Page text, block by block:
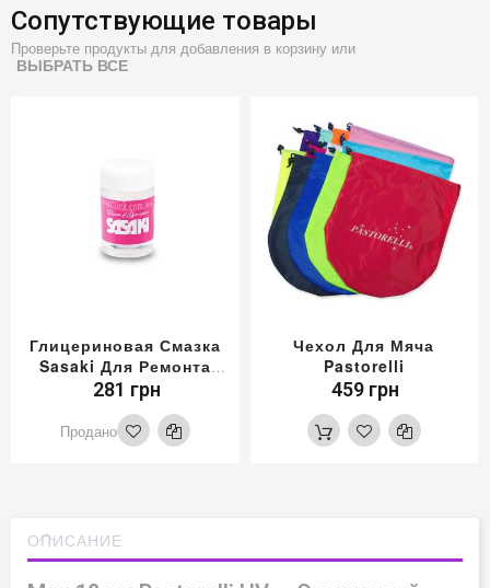
Сопутствующие товары
Проверьте продукты для добавления в корзину или
ВЫБРАТЬ ВСЕ
Глицериновая Смазка
Sasaki Для Ремонта
Мяча
281 грн
Продано
Чехол Для Мяча
Pastorelli
459 грн
ОПИСАНИЕ